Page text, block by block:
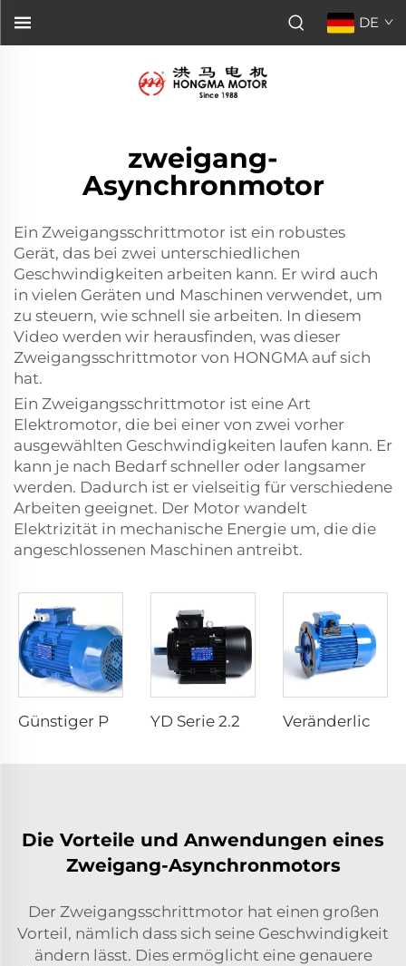
DE
zweigang-
Asynchronmotor
Ein Zweigangsschrittmotor ist ein robustes
Gerät, das bei zwei unterschiedlichen
Geschwindigkeiten arbeiten kann. Er wird auch
in vielen Geräten und Maschinen verwendet, um
zu steuern, wie schnell sie arbeiten. In diesem
Video werden wir herausfinden, was dieser
Zweigangsschrittmotor von HONGMA auf sich
hat.
Ein Zweigangsschrittmotor ist eine Art
Elektromotor, die bei einer von zwei vorher
ausgewählten Geschwindigkeiten laufen kann. Er
kann je nach Bedarf schneller oder langsamer
werden. Dadurch ist er vielseitig für verschiedene
Arbeiten geeignet. Der Motor wandelt
Elektrizität in mechanische Energie um, die die
angeschlossenen Maschinen antreibt.
Die Vorteile und Anwendungen eines
Zweigang-Asynchronmotors
Der Zweigangsschrittmotor hat einen großen
Vorteil, nämlich dass sich seine Geschwindigkeit
ändern lässt. Dies ermöglicht eine genauere